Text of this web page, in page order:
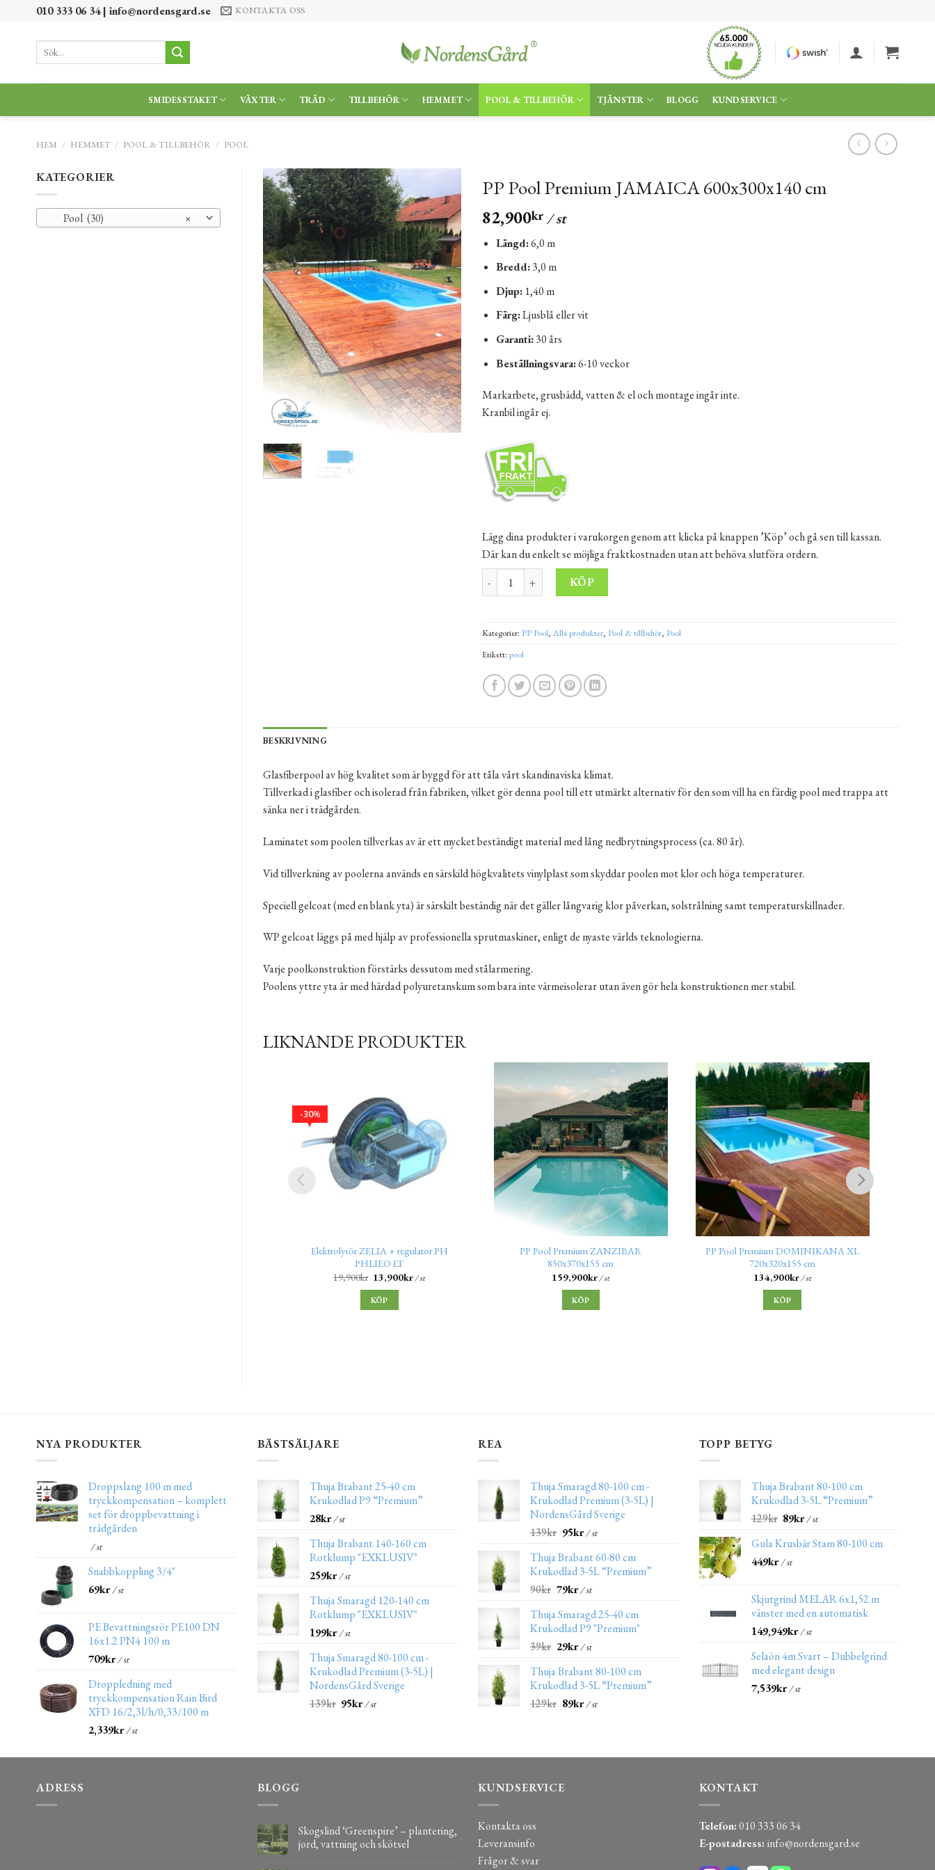
010 333 06 34 | info@nordensgard.se KONTAKTA OSS
efter:
SMIDESSTAKET VÄXTER TRÄD TILLBEHÖR HEMMET POOL & TILLBEHÖR TJÄNSTER BLOGG KUNDSERVICE
HEM / HEMMET / POOL & TILLBEHÖR / POOL
KATEGORIER
×
Pool (30)
PP Pool Premium JAMAICA 600x300x140 cm
82,900kr/ st
Längd:6,0 m
Bredd:3,0 m
Djup: 1,40 m
Färg:Ljusblå eller vit
Garanti:30 års
Beställningsvara:6-10 veckor
Markarbete, grusbädd, vatten & el och montage ingår inte.
Kranbil ingår ej.
Lägg dina produkter i varukorgen genom att klicka på knappen ’Köp’ och gå sen till kassan.
Där kan du enkelt se möjliga fraktkostnaden utan att behöva slutföra ordern.
PP Pool Premium JAMAICA 600x300x140 cm mängd
KÖP
Kategorier: PP Pool, Alla produkter, Pool & tillbehör, Pool
Etikett:pool
BESKRIVNING
Glasfiberpool av hög kvalitet som är byggd för att tåla vårt skandinaviska klimat.
Tillverkad i glasfiber och isolerad från fabriken, vilket gör denna pool till ett utmärkt alternativ för den som vill ha en färdig pool med trappa att
sänka ner i trädgården.
Laminatet som poolen tillverkas av är ett mycket beständigt material med lång nedbrytningsprocess (ca. 80 år).
Vid tillverkning av poolerna används en särskild högkvalitets vinylplast som skyddar poolen mot klor och höga temperaturer.
Speciell gelcoat (med en blank yta) är särskilt beständig när det gäller långvarig klor påverkan, solstrålning samt temperaturskillnader.
WP gelcoat läggs på med hjälp av professionella sprutmaskiner, enligt de nyaste världs teknologierna.
Varje poolkonstruktion förstärks dessutom med stålarmering.
Poolens yttre yta är med härdad polyuretanskum som bara inte värmeisolerar utan även gör hela konstruktionen mer stabil.
LIKNANDE PRODUKTER
%
30
Elektrolysör ZELIA + regulator PH
PHLIEO LT
19,900kr 13,900kr/ st
KÖP
PP Pool Premium ZANZIBAR
850x370x155 cm
159,900kr/ st
KÖP
PP Pool Premium DOMINIKANA XL
720x320x155 cm
134,900kr/ st
KÖP
NYA PRODUKTER
Droppslang 100 m med
tryckkompensation – komplett
set för droppbevattning i
trädgården
/ st
Snabbkoppling 3/4"
69kr/ st
PE Bevattningsrör PE100 DN
16x1.2 PN4 100 m
709kr/ st
Droppledning med
tryckkompensation Rain Bird
XFD 16/2,3l/h/0,33/100 m
2,339kr/ st
BÄSTSÄLJARE
Thuja Brabant 25-40 cm
Krukodlad P9 “Premium”
28kr/ st
Thuja Brabant 140-160 cm
Rotklump "EXKLUSIV"
259kr/ st
Thuja Smaragd 120-140 cm
Rotklump "EXKLUSIV"
199kr/ st
Thuja Smaragd 80-100 cm -
Krukodlad Premium (3-5L) |
NordensGård Sverige
139kr 95kr/ st
REA
Thuja Smaragd 80-100 cm -
Krukodlad Premium (3-5L) |
NordensGård Sverige
139kr 95kr/ st
Thuja Brabant 60-80 cm
Krukodlad 3-5L “Premium”
90kr 79kr/ st
Thuja Smaragd 25-40 cm
Krukodlad P9 "Premium"
39kr 29kr/ st
Thuja Brabant 80-100 cm
Krukodlad 3-5L “Premium”
129kr 89kr/ st
TOPP BETYG
Thuja Brabant 80-100 cm
Krukodlad 3-5L “Premium”
129kr 89kr/ st
Gula Krusbär Stam 80-100 cm
449kr/ st
Skjutgrind MELAR 6x1,52 m
vänster med en automatisk
149,949kr/ st
Selaön 4m Svart – Dubbelgrind
med elegant design
7,539kr/ st
ADRESS BLOGG
Skogslind ‘Greenspire’ – plantering,
jord, vattning och skötsel
KUNDSERVICE
Kontakta oss
Leveransinfo
Frågor & svar
KONTAKT
Telefon:010 333 06 34
E-postadress: info@nordensgard.se